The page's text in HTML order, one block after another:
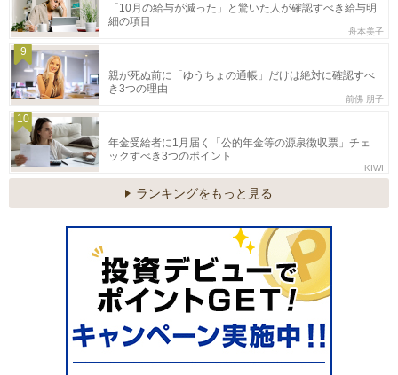
「10月の給与が減った」と驚いた人が確認すべき給与明
細の項目
舟本美子
9
親が死ぬ前に「ゆうちょの通帳」だけは絶対に確認すべ
き3つの理由
前佛 朋子
10
年金受給者に1月届く「公的年金等の源泉徴収票」チェ
ックすべき3つのポイント
KIWI
ランキングをもっと見る